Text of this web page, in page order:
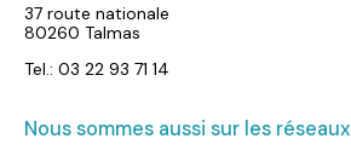
37 route nationale
80260 Talmas
Tel.: 03 22 93 71 14
Nous sommes aussi sur les réseaux